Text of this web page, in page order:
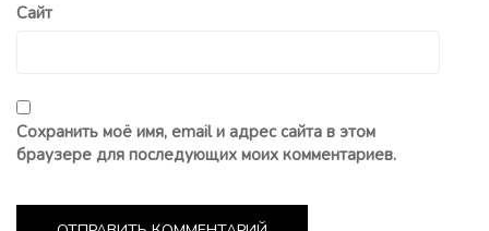
Сайт
Сохранить моё имя, email и адрес сайта в этом
браузере для последующих моих комментариев.